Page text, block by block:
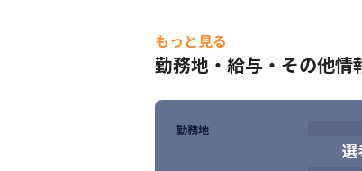
■ この仕事の面白み、魅力
・メーカーのIoT案件をはじめ、業
・エンジニアをしっかりサポート
バーと一緒に働けます
もっと見る
勤務地・給与・その他情
勤務地